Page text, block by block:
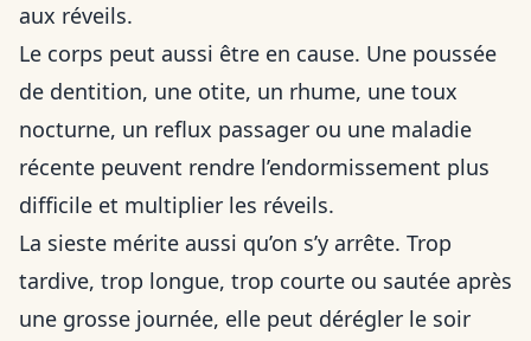
aux réveils.
Le corps peut aussi être en cause. Une poussée
de dentition, une otite, un rhume, une toux
nocturne, un reflux passager ou une maladie
récente peuvent rendre l’endormissement plus
difficile et multiplier les réveils.
La sieste mérite aussi qu’on s’y arrête. Trop
tardive, trop longue, trop courte ou sautée après
une grosse journée, elle peut dérégler le soir